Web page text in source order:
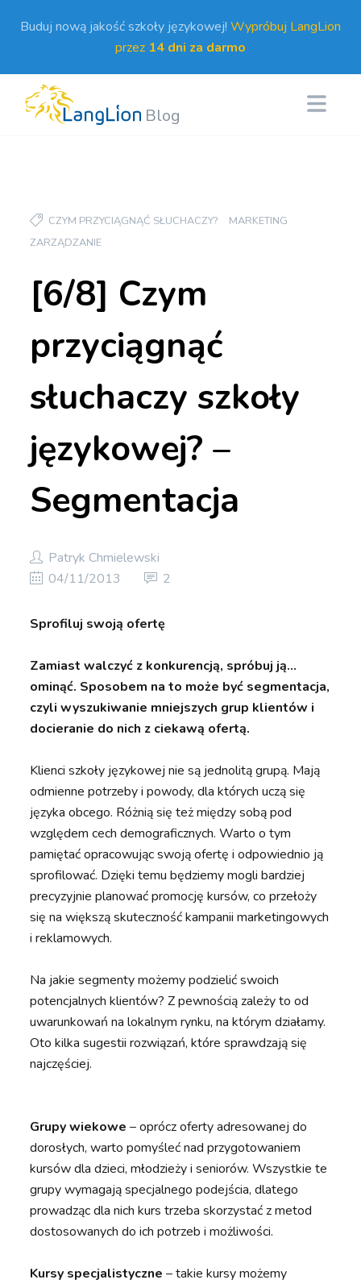
Buduj nową jakość szkoły językowej! Wypróbuj LangLion
przez 14 dni za darmo
Blog
CZYM PRZYCIĄGNĄĆ SŁUCHACZY?
MARKETING
ZARZĄDZANIE
[6/8] Czym
przyciągnąć
słuchaczy szkoły
językowej? –
Segmentacja
Patryk Chmielewski
04/11/2013
2
Sprofiluj swoją ofertę
Zamiast walczyć z konkurencją, spróbuj ją…
ominąć. Sposobem na to może być segmentacja,
czyli wyszukiwanie mniejszych grup klientów i
docieranie do nich z ciekawą ofertą.
Klienci szkoły językowej nie są jednolitą grupą. Mają
odmienne potrzeby i powody, dla których uczą się
języka obcego. Różnią się też między sobą pod
względem cech demograficznych. Warto o tym
pamiętać opracowując swoją ofertę i odpowiednio ją
sprofilować. Dzięki temu będziemy mogli bardziej
precyzyjnie planować promocję kursów, co przełoży
się na większą skuteczność kampanii marketingowych
i reklamowych.
Na jakie segmenty możemy podzielić swoich
potencjalnych klientów? Z pewnością zależy to od
uwarunkowań na lokalnym rynku, na którym działamy.
Oto kilka sugestii rozwiązań, które sprawdzają się
najczęściej.
Grupy wiekowe– oprócz oferty adresowanej do
dorosłych, warto pomyśleć nad przygotowaniem
kursów dla dzieci, młodzieży i seniorów. Wszystkie te
grupy wymagają specjalnego podejścia, dlatego
prowadząc dla nich kurs trzeba skorzystać z metod
dostosowanych do ich potrzeb i możliwości.
Kursy specjalistyczne – takie kursy możemy